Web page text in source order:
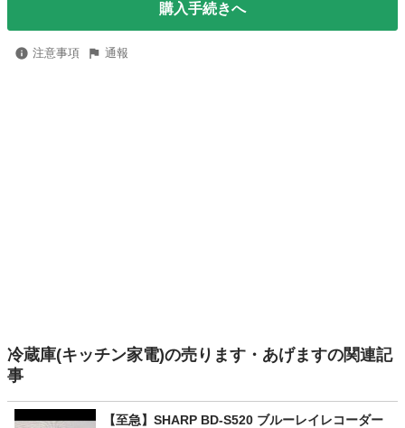
購入手続きへ
注意事項 通報
冷蔵庫(キッチン家電)の売ります・あげますの関連記
事
【至急】SHARP BD-S520 ブルーレイレコーダー